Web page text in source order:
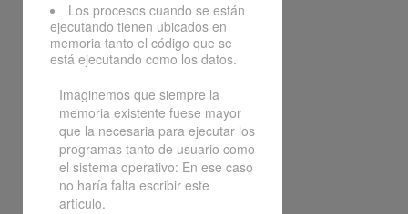
Los procesos cuando se están
ejecutando tienen ubicados en
memoria tanto el código que se
está ejecutando como los datos.
Imaginemos que siempre la
memoria existente fuese mayor
que la necesaria para ejecutar los
programas tanto de usuario como
el sistema operativo: En ese caso
no haría falta escribir este
artículo.